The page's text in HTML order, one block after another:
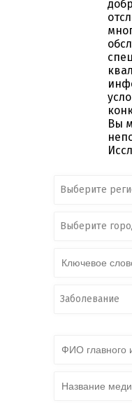
Вы
Выберите
Выберите
Заболевание